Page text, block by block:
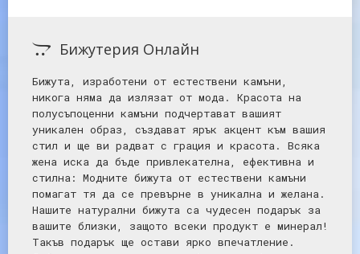
Бижутерия Онлайн
Бижута, изработени от естествени камъни,
никога няма да излязат от мода. Красота на
полусъпоценни камъни подчертават вашият
уникален образ, създават ярък акцент към вашия
стил и ще ви радват с грация и красота. Всяка
жена иска да бъде привлекателна, ефективна и
стилна: Mодните бижута от естествени камъни
помагат тя да се превърне в уникална и желана.
Нашите натурални бижута са чудесен подарък за
вашите близки, защото всеки продукт е минерал!
Такъв подарък ще остави ярко впечатление.